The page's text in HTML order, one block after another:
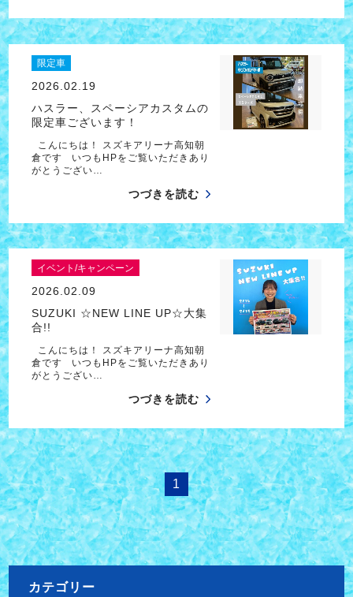
限定車
2026.02.19
ハスラー、スペーシアカスタムの
限定車ございます！
こんにちは！ スズキアリーナ高知朝
倉です いつもHPをご覧いただきあり
がとうござい…
つづきを読む
イベント/キャンペーン
2026.02.09
SUZUKI ☆NEW LINE UP☆大集
合!!
こんにちは！ スズキアリーナ高知朝
倉です いつもHPをご覧いただきあり
がとうござい…
つづきを読む
1
カテゴリー